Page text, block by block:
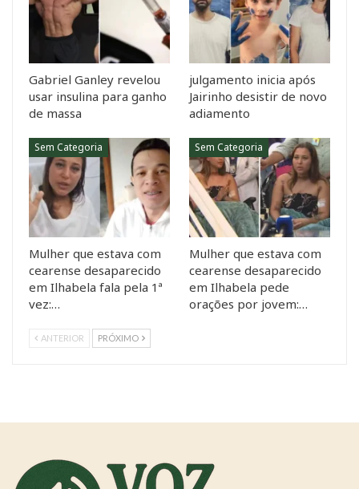
Gabriel Ganley revelou
usar insulina para ganho
de massa
julgamento inicia após
Jairinho desistir de novo
adiamento
Sem Categoria
Mulher que estava com
cearense desaparecido
em Ilhabela fala pela 1ª
vez:…
Sem Categoria
Mulher que estava com
cearense desaparecido
em Ilhabela pede
orações por jovem:…
ANTERIOR PRÓXIMO